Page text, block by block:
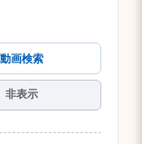
動画検索
非表示